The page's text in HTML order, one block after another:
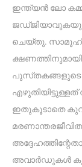
ഇന്ത്യൻ ലോ
ചെയ്തു‌.
എഴുതിയിട്ടുള്ളത്
ഇതുകൂടാതെ
അവാർഡുകൾ